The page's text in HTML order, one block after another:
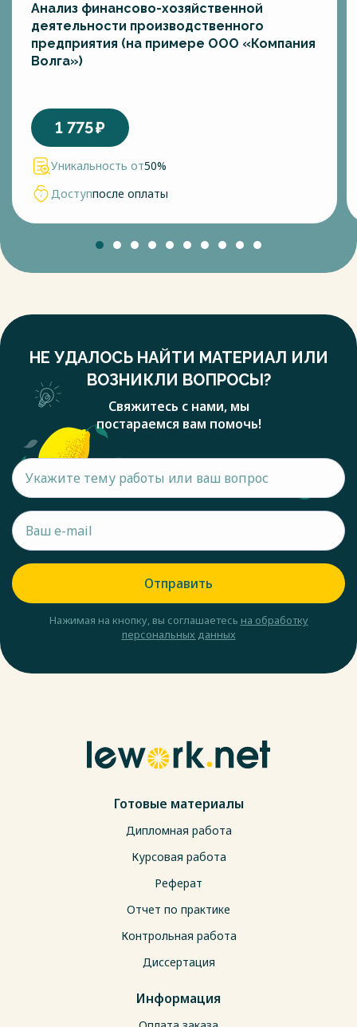
Анализ финансово-хозяйственной
деятельности производственного
предприятия (на примере ООО «Компания
Волга»)
1 775₽
Уникальность от50%
Доступпосле оплаты
НЕ УДАЛОСЬ НАЙТИ МАТЕРИАЛ ИЛИ
ВОЗНИКЛИ ВОПРОСЫ?
Свяжитесь с нами, мы
постараемся вам помочь!
Отправить
Нажимая на кнопку, вы соглашаетесь на обработку
персональных данных
Готовые материалы
Дипломная работа
Курсовая работа
Реферат
Отчет по практике
Контрольная работа
Диссертация
Информация